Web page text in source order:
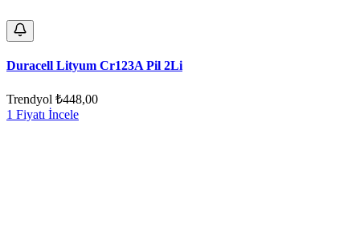
Duracell Lityum Cr123A Pil 2Li
Trendyol ₺448,00
1 Fiyatı İncele